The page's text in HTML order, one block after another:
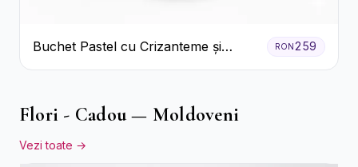
Buchet Pastel cu Crizanteme și
Garoafe
RON259
Flori - Cadou — Moldoveni
Vezi toate →